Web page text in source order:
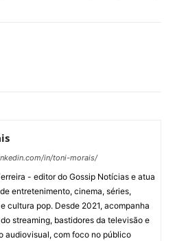
in/toni-morais/
- editor do Gossip Notícias e atua
entretenimento, cinema, séries,
cultura pop. Desde 2021, acompanha
streaming, bastidores da televisão e
audiovisual, com foco no público